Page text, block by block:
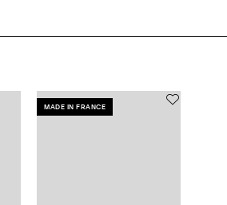
MADE IN FRANCE